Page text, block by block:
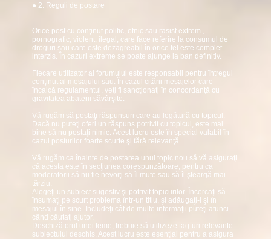
● 2. Reguli de postare
Orice post cu conţinut politic, etnic sau rasist extrem ,
pornografic, violent, ilegal, care face referire la consumul de
droguri sau care este dezagreabil în orice fel este complet
interzis. În cazuri extreme se poate ajunge la ban definitiv.
Fiecare utilizator al forumului este responsabil pentru întregul
conţinut al mesajului său. În cazul citării mesajelor care
încalcă regulamentul, veţi fi sancţionaţi în concordanţă cu
gravitatea abaterii săvârşite.
Vă rugăm să postaţi răspunsuri care au legătură cu topicul.
Dacă nu puteţi oferi un răspuns potrivit cu topicul, este mai
bine să nu postaţi nimic. Acest lucru este în special valabil în
cazul posturilor foarte scurte şi fără relevanţă.
Vă rugăm ca înainte de postarea unui topic nou să vă asiguraţi
că acesta este în secţiunea corespunzătoare, pentru ca
moderatorii să nu fie nevoiţi să îl mute sau să îl şteargă mai
târziu.
Alegeţi un subiect sugestiv şi potrivit topicurilor. Încercaţi să
însumaţi pe scurt problema într-un titlu, şi adăugaţi-l şi în
mesajul în sine. Includeţi cât de multe informaţii puteţi atunci
când căutaţi ajutor.
Deschizătorul unei teme, trebuie să utilizeze tag-uri relevante
subiectului deschis. Acest lucru este esenţial pentru a asigura